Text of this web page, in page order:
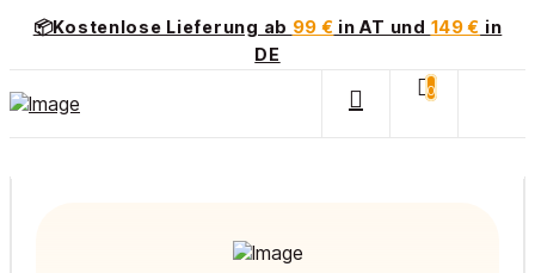
📦Kostenlose Lieferung ab 99 € in AT und 149 € in
DE
0